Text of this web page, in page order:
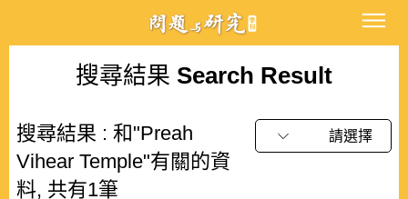
搜尋結果 Search Result
搜尋結果 : 和"Preah
Vihear Temple"有關的資
料, 共有1筆
請選擇